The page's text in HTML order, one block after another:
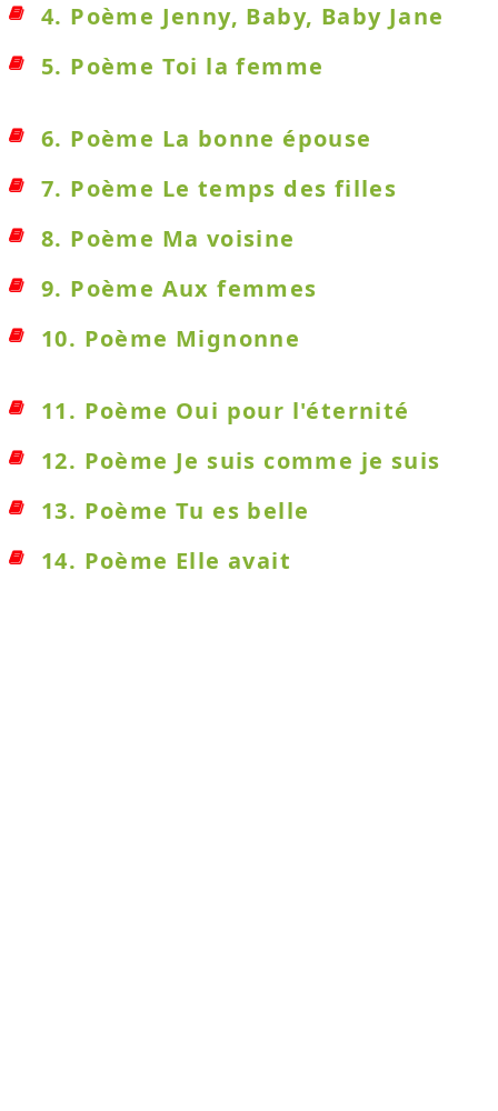
4. Poème Jenny, Baby, Baby Jane
5. Poème Toi la femme
6. Poème La bonne épouse
7. Poème Le temps des filles
8. Poème Ma voisine
9. Poème Aux femmes
10. Poème Mignonne
11. Poème Oui pour l'éternité
12. Poème Je suis comme je suis
13. Poème Tu es belle
14. Poème Elle avait